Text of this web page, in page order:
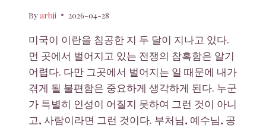
Byarbji 2026-04-28
미국이 이란을 침공한 지 두 달이 지나고 있다.
먼 곳에서 벌어지고 있는 전쟁의 참혹함은 알기
어렵다. 다만 그곳에서 벌어지는 일 때문에 내가
겪게 될 불편함은 중요하게 생각하게 된다. 누군
가 특별히 인성이 어질지 못하여 그런 것이 아니
고, 사람이라면 그런 것이다. 부처님, 예수님, 공